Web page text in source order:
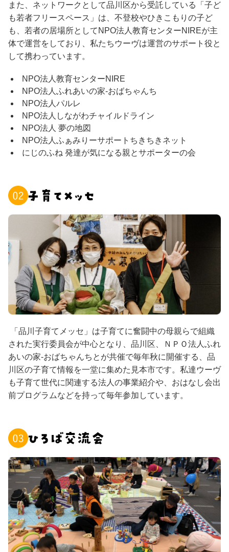
また、ネットワークとして品川区から受託している「子ど
も若者フリースペース」は、不登校やひきこもりの子ど
も、若者の居場所としてNPO法人教育センターNIREが主
体で運営をしており、私たちウーヴは運営のサポート役と
して携わっています。
NPO法人教育センターNIRE
NPO法人ふれあいの家‐おばちゃんち
NPO法人パルレ
NPO法人しながわチャイルドライン
NPO法人 夢の地図
NPO法人ふぁみりーサポートちきちきネット
にじのふね 発達が気になる親とサポーターの会
「品川子育てメッセ」は子育てに奮闘中の母親らで組織
された実行委員会が中心となり、品川区、ＮＰＯ法人ふれ
あいの家-おばちゃんちとが共催で毎年秋に開催する、品
川区の子育て情報を一堂に集めた見本市です。私達ウーヴ
も子育て世代に関連する法人の事業紹介や、おはなし会出
前プログラムなどを持って毎年参加しています。